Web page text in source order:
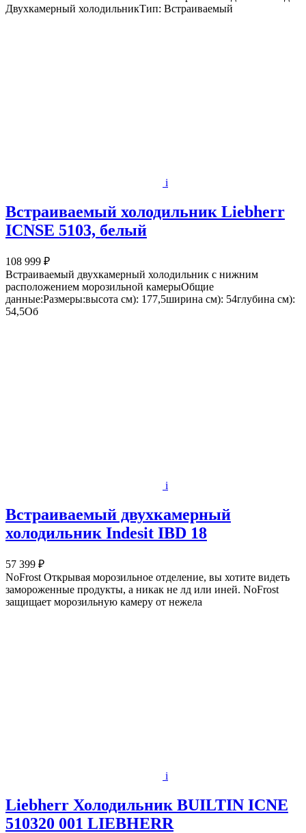
Двухкамерный холодильникТип: Встраиваемый
i
Встраиваемый холодильник Liebherr
ICNSE 5103, белый
108 999 ₽
Встраиваемый двухкамерный холодильник с нижним
расположением морозильной камерыОбщие
данные:Размеры:высота см): 177,5ширина см): 54глубина см):
54,5Об
i
Встраиваемый двухкамерный
холодильник Indesit IBD 18
57 399 ₽
NoFrost Открывая морозильное отделение, вы хотите видеть
замороженные продукты, а никак не лд или иней. NoFrost
защищает морозильную камеру от нежела
i
Liebherr Холодильник BUILTIN ICNE
510320 001 LIEBHERR